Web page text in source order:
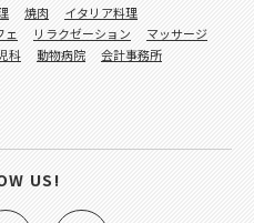
焼肉
イタリア料理
ェ リラクゼーション
マッサージ
科 動物病院
会計事務所
US!